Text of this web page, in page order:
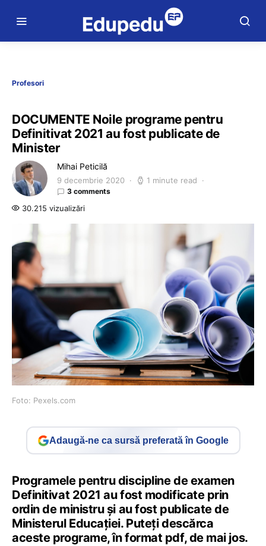
Profesori
DOCUMENTE Noile programe pentru
Definitivat 2021 au fost publicate de
Minister
Mihai Peticilă
9 decembrie 2020 1 minute read
3 comments
30.215 vizualizări
Foto: Pexels.com
Adaugă-ne ca sursă preferată în Google
Programele pentru discipline de examen
Definitivat 2021 au fost modificate prin
ordin de ministru și au fost publicate de
Ministerul Educației. Puteți descărca
aceste programe, în format pdf, de mai jos.